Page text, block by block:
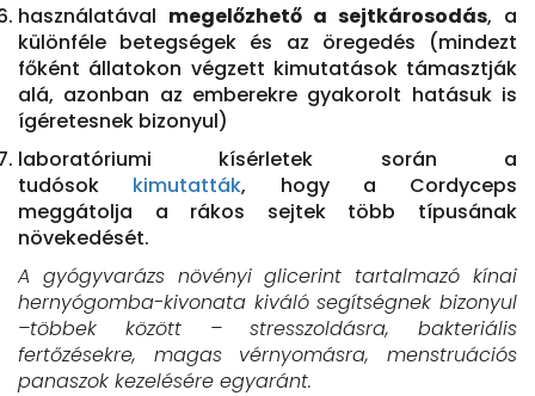
használatával megelőzhető a sejtkárosodás, a
különféle betegségek és az öregedés (mindezt
főként állatokon végzett kimutatások támasztják
alá, azonban az emberekre gyakorolt hatásuk is
ígéretesnek bizonyul)
laboratóriumi kísérletek során a
tudósok kimutatták, hogy a Cordyceps
meggátolja a rákos sejtek több típusának
növekedését.
A gyógyvarázs növényi glicerint tartalmazó kínai
hernyógomba-kivonata kiváló segítségnek bizonyul
–többek között – stresszoldásra, bakteriális
fertőzésekre, magas vérnyomásra, menstruációs
panaszok kezelésére egyaránt.